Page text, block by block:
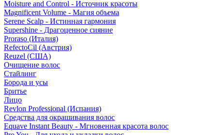
Moisture and Control - Источник красоты
Magnificent Volume - Магия объема
Serene Scalp - Истинная гармония
Supershine - Драгоценное сияние
Proraso (Италия)
RefectoCil (Австрия)
Reuzel (США)
Очищение волос
Стайлинг
Борода и усы
Бритье
Лицо
Revlon Professional (Испания)
Средства для окрашивания волос
Equave Instant Beauty - Мгновенная красота волос